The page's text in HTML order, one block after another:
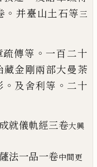
。 并臺山土石等 三
傳等 。 一百二十
藏金剛兩部大曼荼
。 及舍利等 。 二十
就儀軌經三卷大興
法一品一卷中間更